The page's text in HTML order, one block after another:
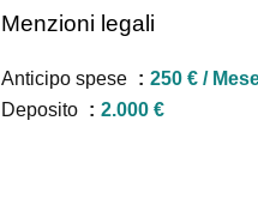
Menzioni legali
Anticipo spese
250 € /
Deposito
2.000 €